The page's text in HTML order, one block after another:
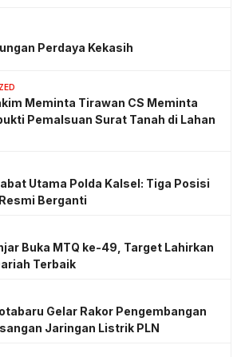
Perdaya Kekasih
Meminta Tirawan CS Meminta
Pemalsuan Surat Tanah di Lahan
Utama Polda Kalsel: Tiga Posisi
Berganti
Buka MTQ ke-49, Target Lahirkan
Terbaik
Gelar Rakor Pengembangan
Jaringan Listrik PLN